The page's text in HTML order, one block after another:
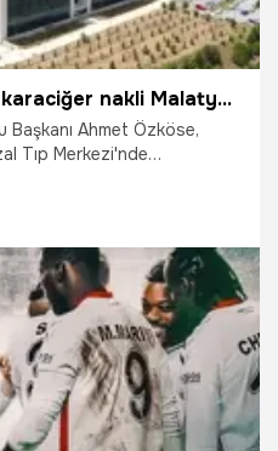
Dünyanın ilk 8'li çapraz karaciğer nakli Malatya'nın gururu oldu
Başkanı Ahmet Özköse,
Tıp Merkezi'nde